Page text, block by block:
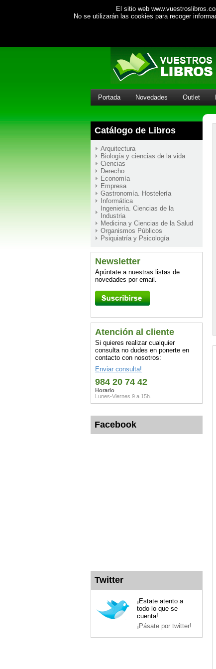
El sitio web
No se utilizarán las cookies para recoger
Portada Novedades Outlet
Catálogo de Libros
Arquitectura
Biología y ciencias de la vida
Ciencias
Derecho
Economía
Empresa
Gastronomía. Hostelería
Informática
Ingeniería. Ciencias de la
Industria
Medicina y Ciencias de la Salud
Organismos Públicos
Psiquiatría y Psicología
Newsletter
Apúntate a nuestras listas de
novedades por email.
Atención al cliente
Si quieres realizar cualquier
consulta no dudes en ponerte en
contacto con nosotros:
Enviar consulta!
984 20 74 42
Horario
Lunes-Viernes 9 a 15h.
Facebook
Twitter
¡Estate atento a
todo lo que se
cuenta!
¡Pásate por twitter!